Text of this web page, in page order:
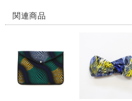
関連商品